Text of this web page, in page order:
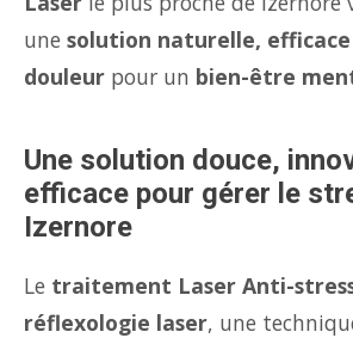
une solution naturelle,
douleur pour un bien-être
Une solution douce,
efficace pour gérer le
Izernore
Le traitement Laser Anti-
réflexologie laser, une